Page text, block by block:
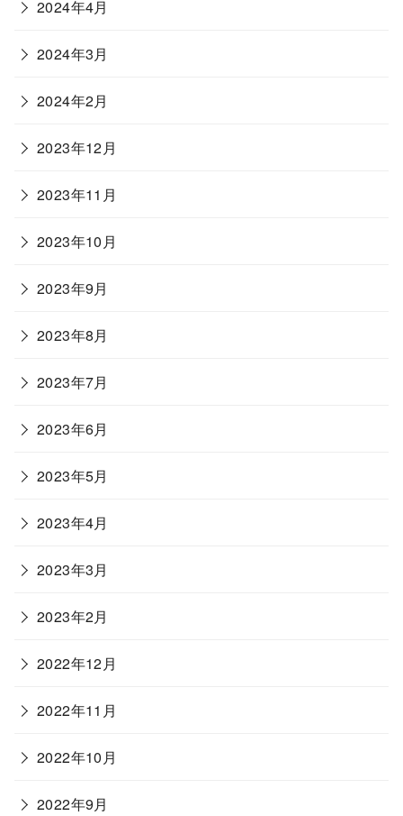
2024年4月
2024年3月
2024年2月
2023年12月
2023年11月
2023年10月
2023年9月
2023年8月
2023年7月
2023年6月
2023年5月
2023年4月
2023年3月
2023年2月
2022年12月
2022年11月
2022年10月
2022年9月